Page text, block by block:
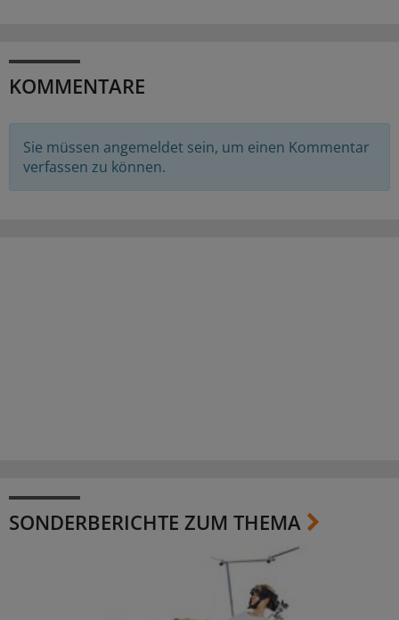
KOMMENTARE
Sie müssen angemeldet sein, um einen Kommentar
verfassen zu können.
SONDERBERICHTE ZUM THEMA